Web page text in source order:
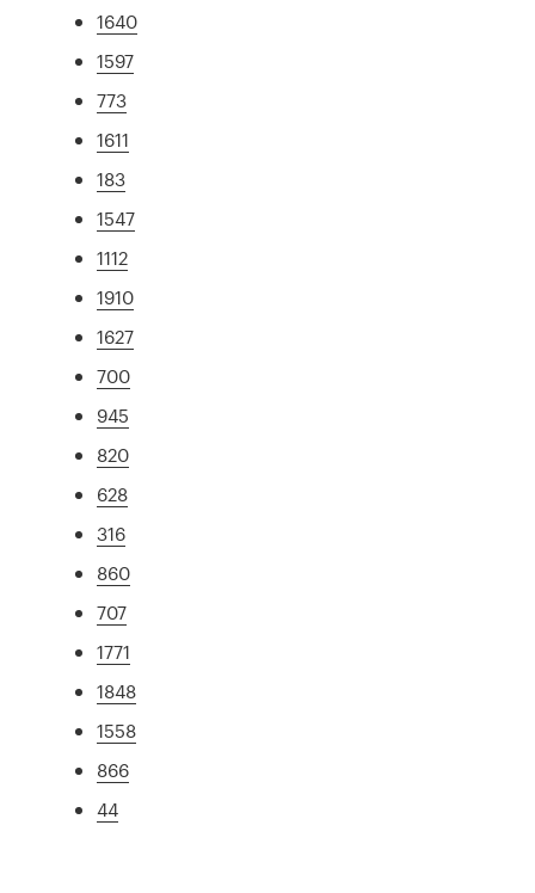
1640
1597
773
1611
183
1547
1112
1910
1627
700
945
820
628
316
860
707
1771
1848
1558
866
44